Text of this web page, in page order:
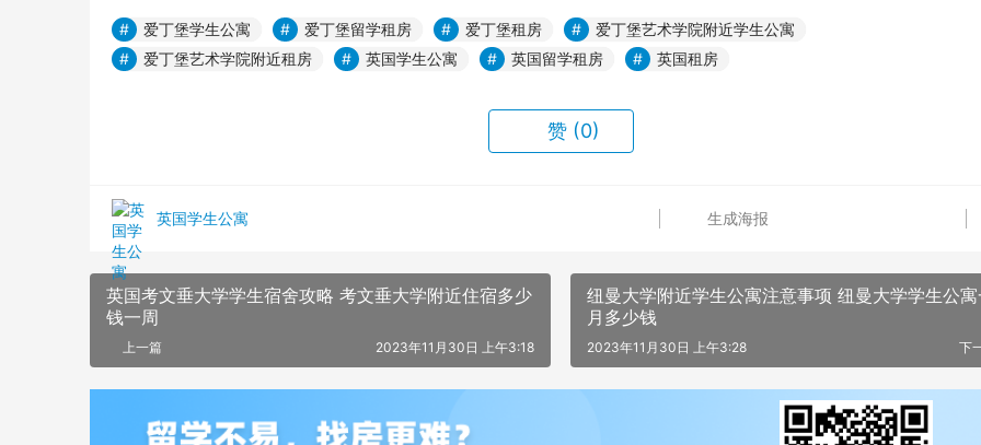
爱丁堡学生公寓 爱丁堡留学租房 爱丁堡租房
爱丁堡艺术学院附近学生公寓
爱丁堡艺术学院附近租房
英国学生公寓 英国留学租房 英国租房
赞 (0)
英国学生公寓 生成海报
英国考文垂大学学生宿舍攻略 考文垂大学附近住宿多少
钱一周
上一篇 2023年11月30日 上午3:18
纽曼大学附近学生公寓注意事项 纽曼大学学生公寓
月多少钱
下
2023年11月30日 上午3:28